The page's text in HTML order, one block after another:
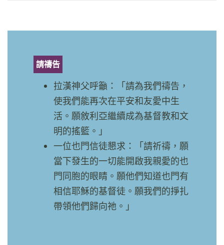
請禱告
拉漢神父呼籲：「請為我們禱告，
使我們能再次在平安和友愛中生
活。願敘利亞繼續成為基督教和文
明的搖籃。」
一位也門信徒懇求：「請祈禱，願
當下發生的一切能開啟我親愛的也
門同胞的眼睛。願他們知道也門有
相信耶穌的基督徒。願我們的掙扎
帶領他們歸向祂。」